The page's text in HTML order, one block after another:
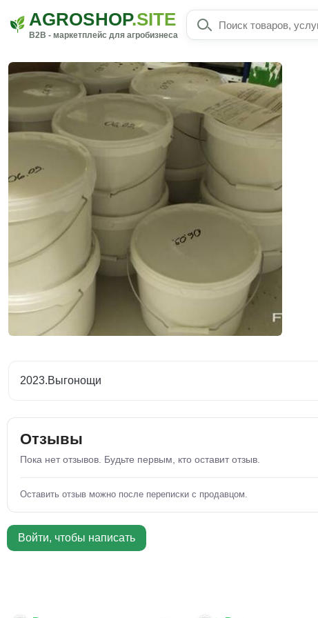
AGROSHOP.SITE
B2B - маркетплейс для агробизнеса
2023.Выгонощи
Отзывы
Пока нет отзывов. Будьте первым, кто оставит отзыв.
Оставить отзыв можно после переписки с продавцом.
Войти, чтобы написать